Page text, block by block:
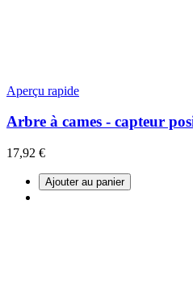
Aperçu rapide
Arbre à cames - capteur
17,92 €
Ajouter au panier